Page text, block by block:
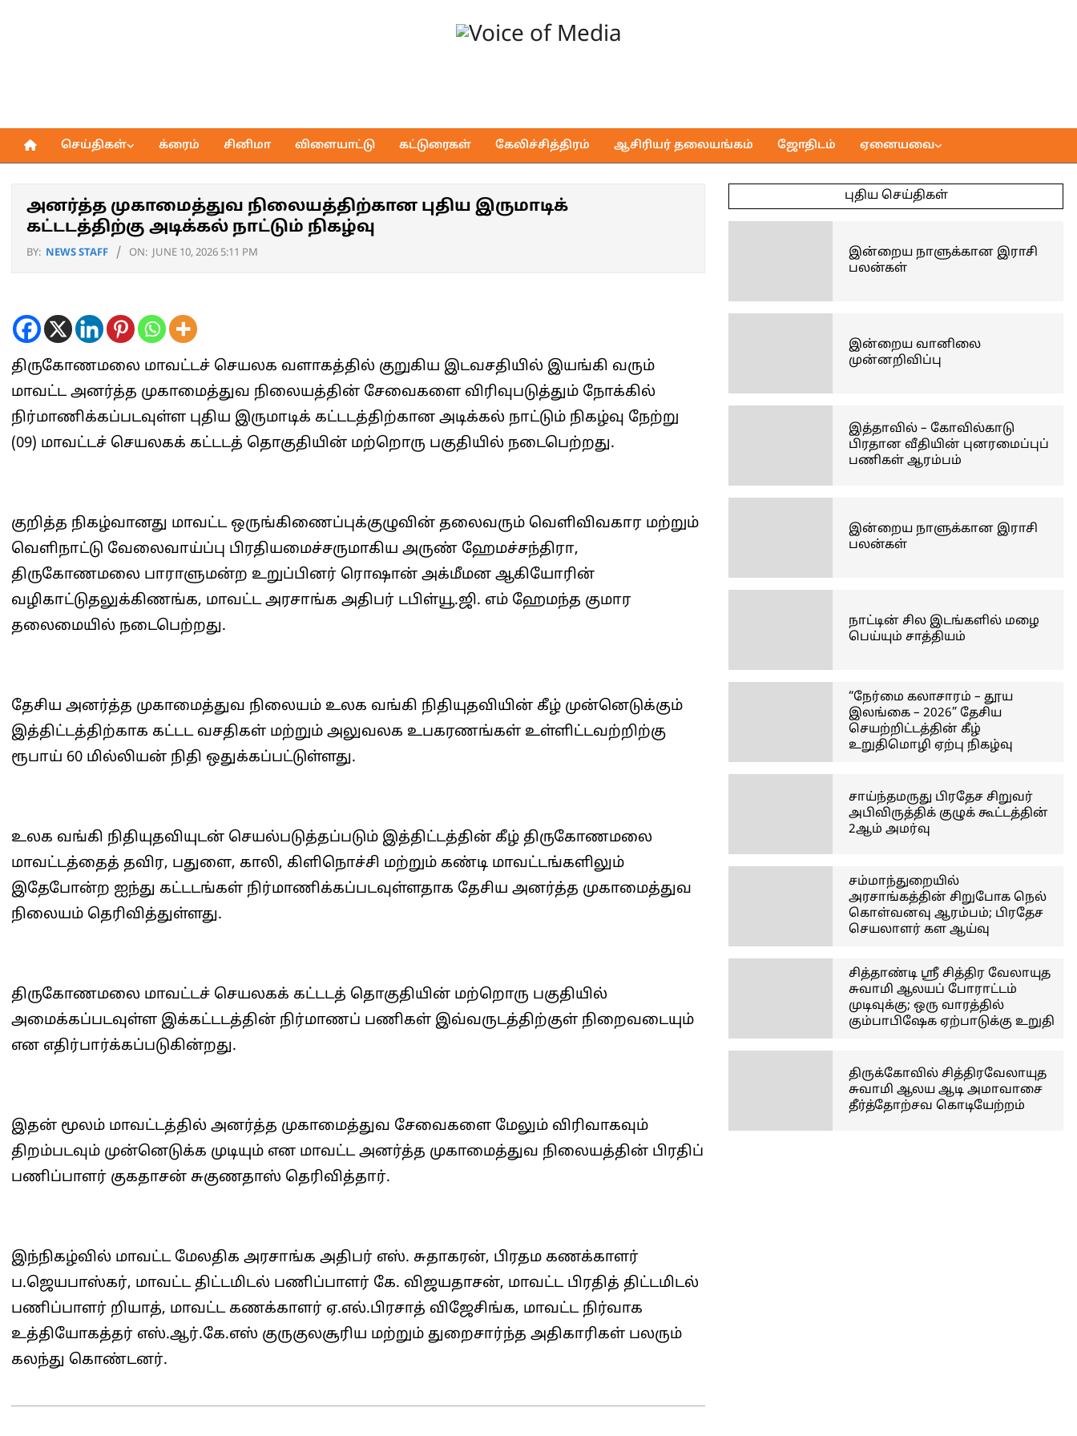
of
Media
Primary
செய்திகள் க்ரைம் சினிமா விளையாட்டு கட்டுரைகள் கேலிச்சித்திரம் ஆசிரியர் தலையங்கம் ஜோதிடம் ஏனையவை
அனர்த்த முகாமைத்துவ நிலையத்திற்கான புதிய இருமாடிக்
கட்டடத்திற்கு அடிக்கல் நாட்டும் நிகழ்வு
BY: NEWS STAFF ON: JUNE 10, 2026 5:11 PM
திருகோணமலை மாவட்டச் செயலக வளாகத்தில் குறுகிய இடவசதியில் இயங்கி வரும்
மாவட்ட அனர்த்த முகாமைத்துவ நிலையத்தின் சேவைகளை விரிவுபடுத்தும் நோக்கில்
நிர்மாணிக்கப்படவுள்ள புதிய இருமாடிக் கட்டடத்திற்கான அடிக்கல் நாட்டும் நிகழ்வு நேற்று
(09) மாவட்டச் செயலகக் கட்டடத் தொகுதியின் மற்றொரு பகுதியில் நடைபெற்றது.
குறித்த நிகழ்வானது மாவட்ட ஒருங்கிணைப்புக்குழுவின் தலைவரும் வெளிவிவகார மற்றும்
வெளிநாட்டு வேலைவாய்ப்பு பிரதியமைச்சருமாகிய அருண் ஹேமச்சந்திரா,
திருகோணமலை பாராளுமன்ற உறுப்பினர் ரொஷான் அக்மீமன ஆகியோரின்
வழிகாட்டுதலுக்கிணங்க, மாவட்ட அரசாங்க அதிபர் டபிள்யூ.ஜி. எம் ஹேமந்த குமார
தலைமையில் நடைபெற்றது.
தேசிய அனர்த்த முகாமைத்துவ நிலையம் உலக வங்கி நிதியுதவியின் கீழ் முன்னெடுக்கும்
இத்திட்டத்திற்காக கட்டட வசதிகள் மற்றும் அலுவலக உபகரணங்கள் உள்ளிட்டவற்றிற்கு
ரூபாய் 60 மில்லியன் நிதி ஒதுக்கப்பட்டுள்ளது.
உலக வங்கி நிதியுதவியுடன் செயல்படுத்தப்படும் இத்திட்டத்தின் கீழ் திருகோணமலை
மாவட்டத்தைத் தவிர, பதுளை, காலி, கிளிநொச்சி மற்றும் கண்டி மாவட்டங்களிலும்
இதேபோன்ற ஐந்து கட்டடங்கள் நிர்மாணிக்கப்படவுள்ளதாக தேசிய அனர்த்த முகாமைத்துவ
நிலையம் தெரிவித்துள்ளது.
திருகோணமலை மாவட்டச் செயலகக் கட்டடத் தொகுதியின் மற்றொரு பகுதியில்
அமைக்கப்படவுள்ள இக்கட்டடத்தின் நிர்மாணப் பணிகள் இவ்வருடத்திற்குள் நிறைவடையும்
என எதிர்பார்க்கப்படுகின்றது.
இதன் மூலம் மாவட்டத்தில் அனர்த்த முகாமைத்துவ சேவைகளை மேலும் விரிவாகவும்
திறம்படவும் முன்னெடுக்க முடியும் என மாவட்ட அனர்த்த முகாமைத்துவ நிலையத்தின் பிரதிப்
பணிப்பாளர் குகதாசன் சுகுணதாஸ் தெரிவித்தார்.
இந்நிகழ்வில் மாவட்ட மேலதிக அரசாங்க அதிபர் எஸ். சுதாகரன், பிரதம கணக்காளர்
ப.ஜெயபாஸ்கர், மாவட்ட திட்டமிடல் பணிப்பாளர் கே. விஜயதாசன், மாவட்ட பிரதித் திட்டமிடல்
பணிப்பாளர் றியாத், மாவட்ட கணக்காளர் ஏ.எல்.பிரசாத் விஜேசிங்க, மாவட்ட நிர்வாக
உத்தியோகத்தர் எஸ்.ஆர்.கே.எஸ் குருகுலசூரிய மற்றும் துறைசார்ந்த அதிகாரிகள் பலரும்
கலந்து கொண்டனர்.
புதிய செய்திகள்
இன்றைய நாளுக்கான இராசி
பலன்கள்
இன்றைய வானிலை
முன்னறிவிப்பு
இத்தாவில் – கோவில்காடு
பிரதான வீதியின் புனரமைப்புப்
பணிகள் ஆரம்பம்
இன்றைய நாளுக்கான இராசி
பலன்கள்
நாட்டின் சில இடங்களில் மழை
பெய்யும் சாத்தியம்
“நேர்மை கலாசாரம் – தூய
இலங்கை – 2026” தேசிய
செயற்றிட்டத்தின் கீழ்
உறுதிமொழி ஏற்பு நிகழ்வு
சாய்ந்தமருது பிரதேச சிறுவர்
அபிவிருத்திக் குழுக் கூட்டத்தின்
2ஆம் அமர்வு
சம்மாந்துறையில்
அரசாங்கத்தின் சிறுபோக நெல்
கொள்வனவு ஆரம்பம்; பிரதேச
செயலாளர் கள ஆய்வு
சித்தாண்டி ஸ்ரீ சித்திர வேலாயுத
சுவாமி ஆலயப் போராட்டம்
முடிவுக்கு; ஒரு வாரத்தில்
கும்பாபிஷேக ஏற்பாடுக்கு உறுதி
திருக்கோவில் சித்திரவேலாயுத
சுவாமி ஆலய ஆடி அமாவாசை
தீர்த்தோற்சவ கொடியேற்றம்